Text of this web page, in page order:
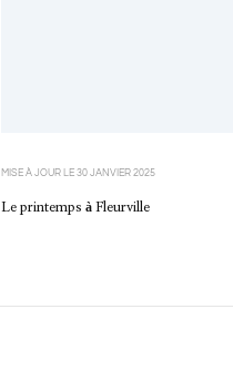
MISE À JOUR LE 30 JANVIER 2025
Le printemps à Fleurville